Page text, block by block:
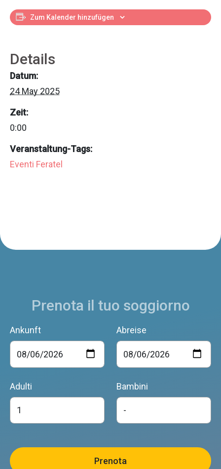
Zum Kalender hinzufügen
Details
Datum:
24 May 2025
Zeit:
0:00
Veranstaltung-Tags:
Eventi Feratel
Prenota il tuo soggiorno
Ankunft Abreise
Adulti Bambini